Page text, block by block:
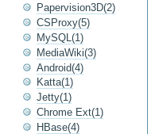
Papervision3D(2)
CSProxy(5)
MySQL(1)
MediaWiki(3)
Android(4)
Katta(1)
Jetty(1)
Chrome Ext(1)
HBase(4)